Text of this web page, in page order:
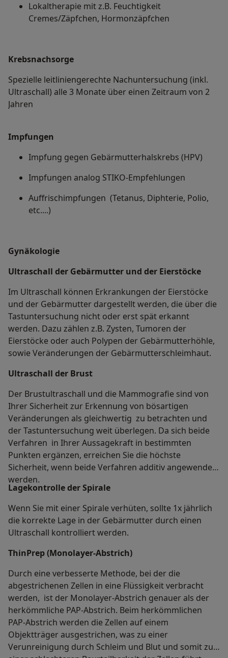
Lokaltherapie mit z.B. Feuchtigkeit
Cremes/Zäpfchen, Hormonzäpfchen
Krebsnachsorge
Spezielle leitliniengerechte Nachuntersuchung (inkl.
Ultraschall) alle 3 Monate über einen Zeitraum von 2
Jahren
Impfungen
Impfung gegen Gebärmutterhalskrebs (HPV)
Impfungen analog STIKO-Empfehlungen
Auffrischimpfungen (Tetanus, Diphterie, Polio,
etc....)
Gynäkologie
Ultraschall der Gebärmutter und der Eierstöcke
Im Ultraschall können Erkrankungen der Eierstöcke
und der Gebärmutter dargestellt werden, die über die
Tastuntersuchung nicht oder erst spät erkannt
werden. Dazu zählen z.B. Zysten, Tumoren der
Eierstöcke oder auch Polypen der Gebärmutterhöhle,
sowie Veränderungen der Gebärmutterschleimhaut.
Ultraschall der Brust
Der Brustultraschall und die Mammografie sind von
Ihrer Sicherheit zur Erkennung von bösartigen
Veränderungen als gleichwertig zu betrachten und
der Tastuntersuchung weit überlegen. Da sich beide
Verfahren in Ihrer Aussagekraft in bestimmten
Punkten ergänzen, erreichen Sie die höchste
Sicherheit, wenn beide Verfahren additiv angewendet
werden.
Lagekontrolle der Spirale
Wenn Sie mit einer Spirale verhüten, sollte 1x jährlich
die korrekte Lage in der Gebärmutter durch einen
Ultraschall kontrolliert werden.
ThinPrep (Monolayer-Abstrich)
Durch eine verbesserte Methode, bei der die
abgestrichenen Zellen in eine Flüssigkeit verbracht
werden, ist der Monolayer-Abstrich genauer als der
herkömmliche PAP-Abstrich. Beim herkömmlichen
PAP-Abstrich werden die Zellen auf einem
Objektträger ausgestrichen, was zu einer
Verunreinigung durch Schleim und Blut und somit zu